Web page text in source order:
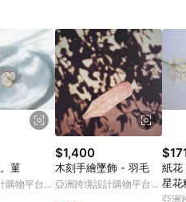
限。 6. APP 請更新至
，禮物卡，開館保證金，補
購物站上之商品規格、
訊頁及購物車不符，以
為準。 10. 點數紅包使用規
若於 LINE 購物前往 Pinkoi
成訂單，不符合導購資格；承
過 LINE 購物前往 Pinkoi 頁
菫
購物平台
$1,400
木刻手繪墜飾 - 羽毛
亞洲跨境設計購物平台
紙花
星花
米。
亞洲